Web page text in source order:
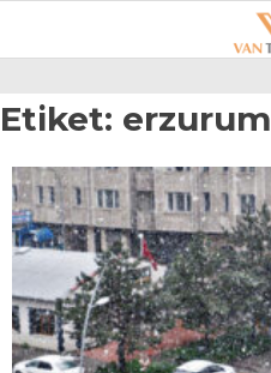
VAN
BÖLGE
3.SAYFA
GÜNDEM
Etiket: erzurum